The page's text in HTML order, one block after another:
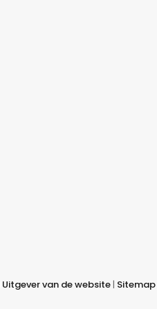
Uitgever van de website| Sitemap